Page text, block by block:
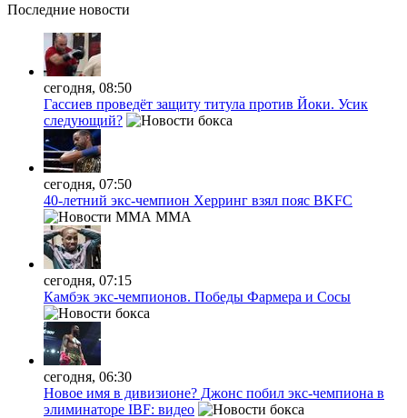
Последние новости
сегодня, 08:50
Гассиев проведёт защиту титула против Йоки. Усик
следующий?
сегодня, 07:50
40-летний экс-чемпион Херринг взял пояс BKFC
MMA
сегодня, 07:15
Камбэк экс-чемпионов. Победы Фармера и Сосы
сегодня, 06:30
Новое имя в дивизионе? Джонс побил экс-чемпиона в
элиминаторе IBF: видео